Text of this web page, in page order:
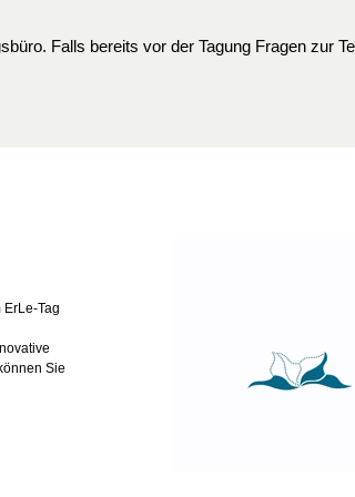
. Falls bereits vor der Tagung Fragen zur
Tag
Sie